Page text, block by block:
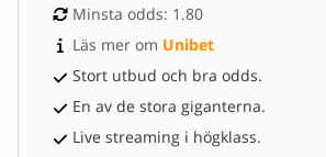
Minsta odds: 1.80
Läs mer om Unibet
Stort utbud och bra odds.
En av de stora giganterna.
Live streaming i högklass.